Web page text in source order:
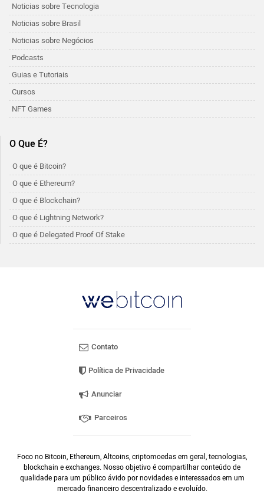
Noticias sobre Tecnologia
Noticias sobre Brasil
Noticias sobre Negócios
Podcasts
Guias e Tutoriais
Cursos
NFT Games
O Que É?
O que é Bitcoin?
O que é Ethereum?
O que é Blockchain?
O que é Lightning Network?
O que é Delegated Proof Of Stake
Contato
Política de Privacidade
Anunciar
Parceiros
Foco no Bitcoin, Ethereum, Altcoins, criptomoedas em geral, tecnologias,
blockchain e exchanges. Nosso objetivo é compartilhar conteúdo de
qualidade para um público ávido por novidades e interessados em um
mercado financeiro descentralizado e evoluído.